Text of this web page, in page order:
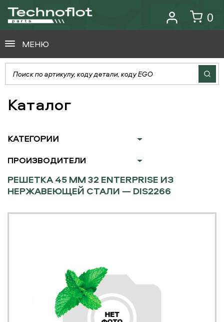
0
МЕНЮ
Каталог
КАТЕГОРИИ
ПРОИЗВОДИТЕЛИ
РЕШЕТКА 45 ММ 32 ENTERPRISE ИЗ
НЕРЖАВЕЮЩЕЙ СТАЛИ — DIS2266